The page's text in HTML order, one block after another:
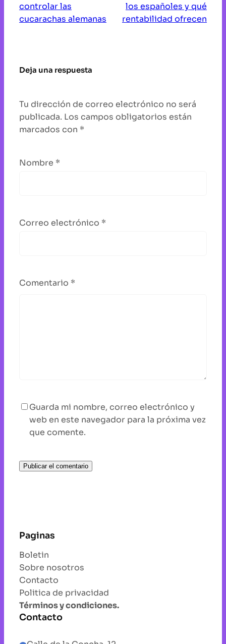
controlar las
cucarachas alemanas
los españoles y qué
rentabilidad ofrecen
Deja una respuesta
Tu dirección de correo electrónico no será
publicada. Los campos obligatorios están
marcados con *
Nombre *
Correo electrónico *
Comentario *
Guarda mi nombre, correo electrónico y
web en este navegador para la próxima vez
que comente.
Paginas
Boletin
Sobre nosotros
Contacto
Politica de privacidad
Términos y condiciones.
Contacto